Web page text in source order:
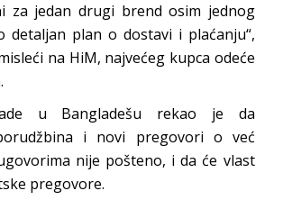
za jedan drugi brend osim jednog
detaljan plan o dostavi i plaćanju“,
na HiM, najvećeg kupca odeće
u Bangladešu rekao je da
i novi pregovori o već
nije pošteno, i da će vlast
pregovore.